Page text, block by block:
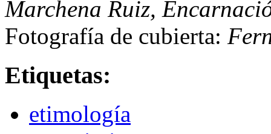
Marchena Ruiz,
Fotografía de cubierta:
Etiquetas:
etimología